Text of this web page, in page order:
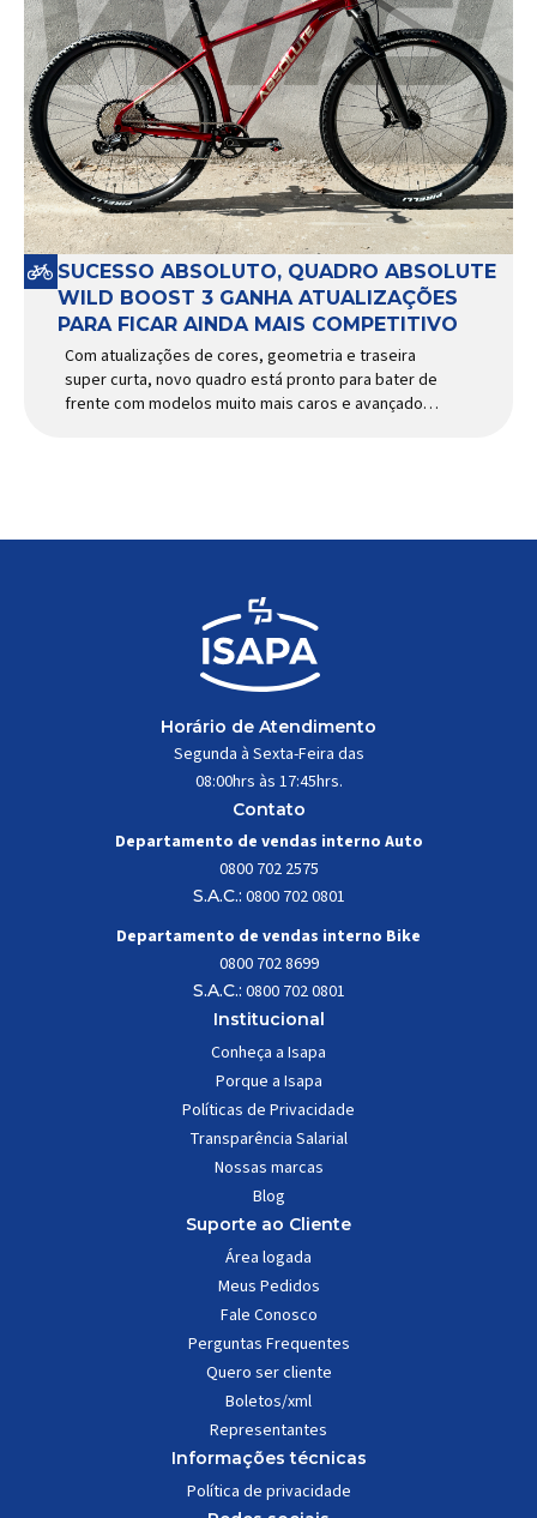
SUCESSO ABSOLUTO, QUADRO ABSOLUTE
WILD BOOST 3 GANHA ATUALIZAÇÕES
PARA FICAR AINDA MAIS COMPETITIVO
Com atualizações de cores, geometria e traseira
super curta, novo quadro está pronto para bater de
frente com modelos muito mais caros e avançados
Horário de Atendimento
Segunda à Sexta-Feira das
08:00hrs às 17:45hrs.
Contato
Departamento de vendas interno Auto
0800 702 2575
S.A.C.: 0800 702 0801
Departamento de vendas interno Bike
0800 702 8699
S.A.C.: 0800 702 0801
Institucional
Conheça a Isapa
Porque a Isapa
Políticas de Privacidade
Transparência Salarial
Nossas marcas
Blog
Suporte ao Cliente
Área logada
Meus Pedidos
Fale Conosco
Perguntas Frequentes
Quero ser cliente
Boletos/xml
Representantes
Informações técnicas
Política de privacidade